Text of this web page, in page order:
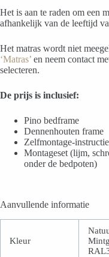
Het is aan te raden om een
afhankelijk van de leeftijd
Het matras wordt niet
‘Matras’ en neem contact
selecteren.
De prijs is inclusief:
Pino bedframe
Dennenhouten frame
Zelfmontage-
Montageset (lijm,
onder de bedpoten)
Aanvullende informatie
Kleur